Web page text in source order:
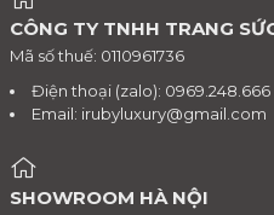
CÔNG TY TNHH TRANG
Mã số thuế: 0110961736
Điện thoại (zalo): 0969.248.666
Email: irubyluxury@gmail.com
SHOWROOM HÀ NỘI